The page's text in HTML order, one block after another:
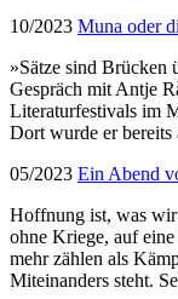
10/2023 Muna oder
»Sätze sind Brücken
Gespräch mit Antje
Literaturfestivals im
Dort wurde er
05/2023 Ein Abend
Hoffnung ist, was
ohne Kriege, auf
mehr zählen als
Miteinanders steht.